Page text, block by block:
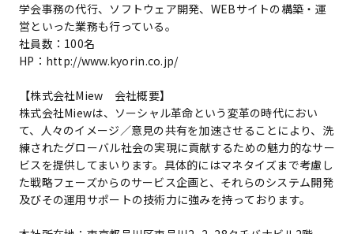
学会事務の代行、ソフトウェア開発、WEBサイトの構築・運
営といった業務も行っている。
社員数：100名
HP：http://www.kyorin.co.jp/
【株式会社Miew 会社概要】
株式会社Miewは、ソーシャル革命という変革の時代におい
て、人々のイメージ／意見の共有を加速させることにより、洗
練されたグローバル社会の実現に貢献するための魅力的なサー
ビスを提供してまいります。具体的にはマネタイズまで考慮し
た戦略フェーズからのサービス企画と、それらのシステム開発
及びその運用サポートの技術力に強みを持っております。